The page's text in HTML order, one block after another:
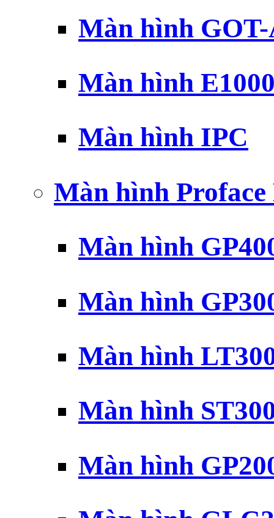
Màn hình
Màn hình
Màn hình IPC
Màn hình
Màn hình
Màn hình
Màn hình
Màn hình
Màn hình